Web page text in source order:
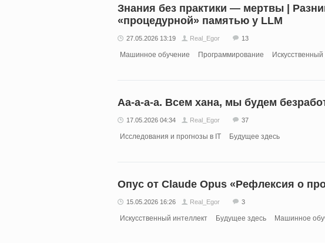
Знания без практики — мертвы |
«процедурной» памятью у LLM
27.05.2026 13:19 Real_Egor 13
Машинное обучение Программирование Искусственный
Аа-а-а-а. Всем хана, мы будем
17.05.2026 04:34 Real_Egor 37
Исследования и прогнозы в IT Будущее здесь
Опус от Claude Opus «Рефлексия о
15.05.2026 16:26 Real_Egor 3
Искусственный интеллект Будущее здесь Машинное